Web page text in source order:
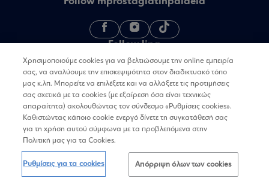
Follow linq
Όροι χρήσηςΠολιτική ΑπορρήτουΕπικοινωνία
Χρησιμοποιούμε cookies για να βελτιώσουμε την online εμπειρία
σας, να αναλύουμε την επισκεψιμότητα στον διαδικτυακό τόπο
μας κ.λπ. Μπορείτε να επιλέξετε και να αλλάξετε τις προτιμήσεις
σας σχετικά με τα cookies (με εξαίρεση όσα είναι τεχνικώς
απαραίτητα) ακολουθώντας τον σύνδεσμο «Ρυθμίσεις cookies».
Καθιστώντας κάποιο cookie ενεργό δίνετε τη συγκατάθεσή σας
για τη χρήση αυτού σύμφωνα με τα προβλεπόμενα στην
Πολιτική μας για τα Cookies.
Ρυθμίσεις για τα cookies Απόρριψη όλων των cookies